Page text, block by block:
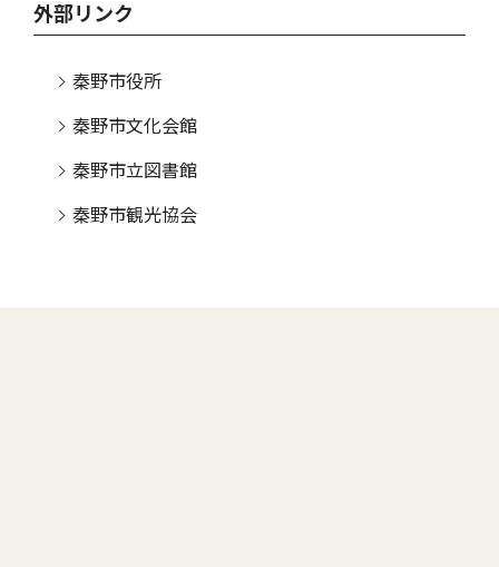
外部リンク
秦野市役所
秦野市文化会館
秦野市立図書館
秦野市観光協会